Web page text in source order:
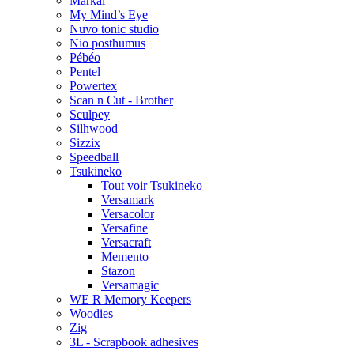
My Mind’s Eye
Nuvo tonic studio
Nio posthumus
Pébéo
Pentel
Powertex
Scan n Cut - Brother
Sculpey
Silhwood
Sizzix
Speedball
Tsukineko
Tout voir Tsukineko
Versamark
Versacolor
Versafine
Versacraft
Memento
Stazon
Versamagic
WE R Memory Keepers
Woodies
Zig
3L - Scrapbook adhesives